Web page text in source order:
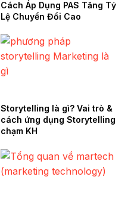
Cách Áp Dụng PAS Tăng Tỷ
Lệ Chuyển Đổi Cao
Storytelling là gì? Vai trò &
cách ứng dụng Storytelling
chạm KH